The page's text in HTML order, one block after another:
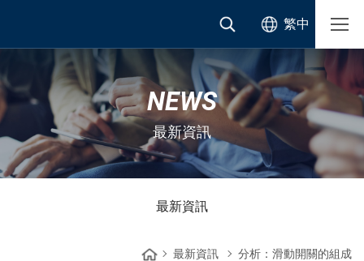
繁中
NEWS
最新資訊
最新資訊
最新資訊 分析：滑動開關的組成